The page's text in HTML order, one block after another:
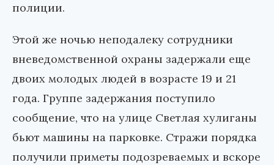
полиции.
Этой же ночью неподалеку сотрудники
вневедомственной охраны задержали еще
двоих молодых людей в возрасте 19 и 21
года. Группе задержания поступило
сообщение, что на улице Светлая хулиганы
бьют машины на парковке. Стражи порядка
получили приметы подозреваемых и вскоре